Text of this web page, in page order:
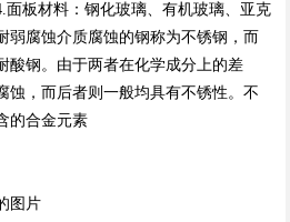
面板材料：钢化玻璃、有机玻璃、亚克
弱腐蚀介质腐蚀的钢称为不锈钢，而
酸钢。由于两者在化学成分上的差
蚀，而后者则一般均具有不锈性。不
的合金元素
图片